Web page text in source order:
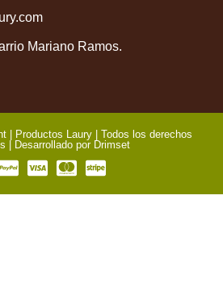
Mariano Ramos.
| Productos Laury | Todos los derechos
| Desarrollado por Drimset